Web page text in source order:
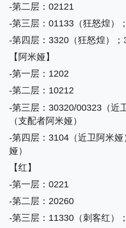
-第二层：02121
-第三层：01133（狂怒煌）
-第四层：3320（狂怒煌）；
【阿米娅】
-第一层：1202
-第二层：10212
-第三层：30320/00323（近
（支配者阿米娅）
-第四层：3104（近卫阿米
娅）
【红】
-第一层：0221
-第二层：20260
-第三层：11330（刺客红）